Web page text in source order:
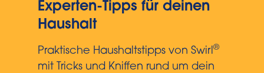
Experten-Tipps für deinen
Haushalt
Praktische Haushaltstipps von Swirl ®
mit Tricks und Kniffen rund um dein